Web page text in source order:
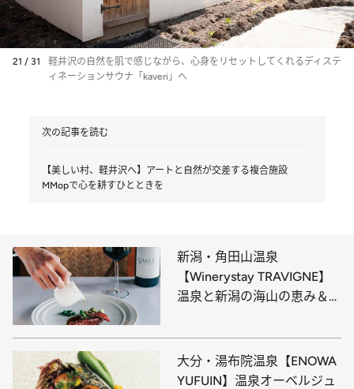
21 / 31
軽井沢の自然を肌で感じながら、心身をリセットしてくれるディステ
ィネーションサウナ「kaveri」へ
次の記事を読む
【美しい村、軽井沢へ】アートと自然が交差する複合施設
MMopで心を耕すひとときを
新潟・角田山温泉
【Winerystay TRAVIGNE】
温泉と新潟の海山の恵み＆カ
養えば、心も体も元気にな
る！
大分・湯布院温泉【ENOWA
YUFUIN】温泉オーベルジュ